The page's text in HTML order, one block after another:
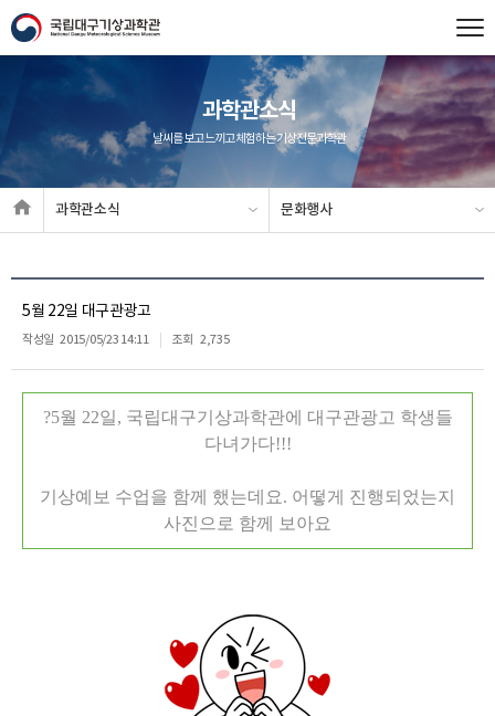
과학관소식
날씨를 보고 느끼고 체험하는 기상전문과학관
과학관소식 문화행사
5월 22일 대구관광고
작성일 2015/05/23 14:11 조회 2,735
?5월 22일, 국립대구기상과학관에 대구관광고 학생들
다녀가다!!!
기상예보 수업을 함께 했는데요. 어떻게 진행되었는지
사진으로 함께 보아요